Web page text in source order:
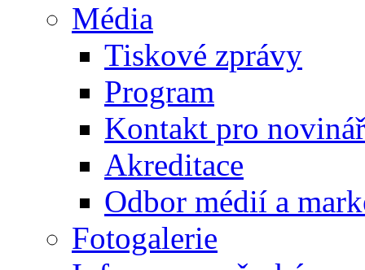
Média
Tiskové zprávy
Program
Kontakt pro
Akreditace
Odbor médií a
Fotogalerie